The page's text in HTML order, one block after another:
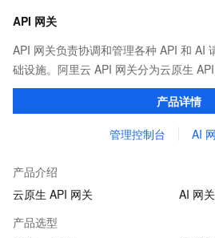
API 网关
API 网关负责协调和管理各种 API 和 AI
础设施。阿里云 API 网关分为云原生
品。
产品详情
管理控制台 AI
产品介绍
云原生 API 网关
AI 网关
产品选型